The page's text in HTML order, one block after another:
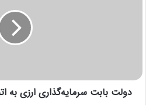
دولت بابت سرمایه‌گذاری ارزی